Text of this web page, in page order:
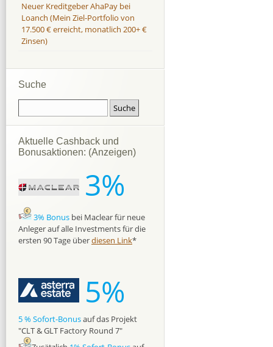
Neuer Kreditgeber AhaPay bei
Loanch (Mein Ziel-Portfolio von
17.500 € erreicht, monatlich 200+ €
Zinsen)
Suche
Aktuelle Cashback und
Bonusaktionen: (Anzeigen)
3%
3% Bonus bei Maclear für neue
Anleger auf alle Investments für die
ersten 90 Tage überdiesen Link*
5%
5 % Sofort-Bonusauf das Projekt
"CLT & GLT Factory Round 7"